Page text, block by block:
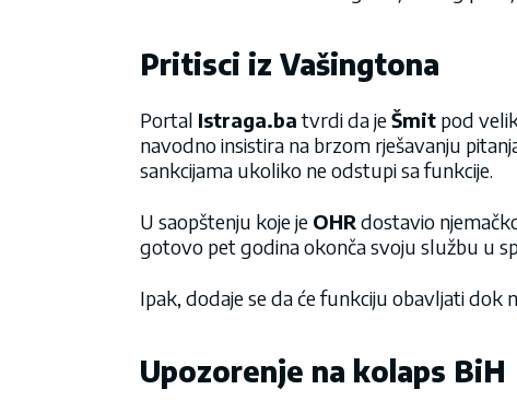
Pritisci iz Vašingtona
Portal Istraga.batvrdi da jeŠmit pod
navodno insistira na brzom rješavanju
sankcijama ukoliko ne odstupi sa funkcije.
U saopštenju koje je OHR dostavio
gotovo pet godina okonča svoju službu u
Ipak, dodaje se da će funkciju obavljati dok
Upozorenje na kolaps BiH